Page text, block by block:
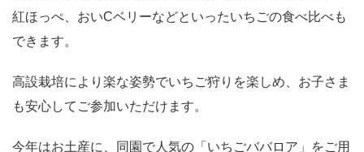
紅ほっぺ、おいCベリーなどといったいちごの⾷べ⽐べも
できます。
高設栽培により楽な姿勢でいちご狩りを楽しめ、お子さま
も安心してご参加いただけます。
今年はお土産に、同園で人気の「いちごババロア」をご用